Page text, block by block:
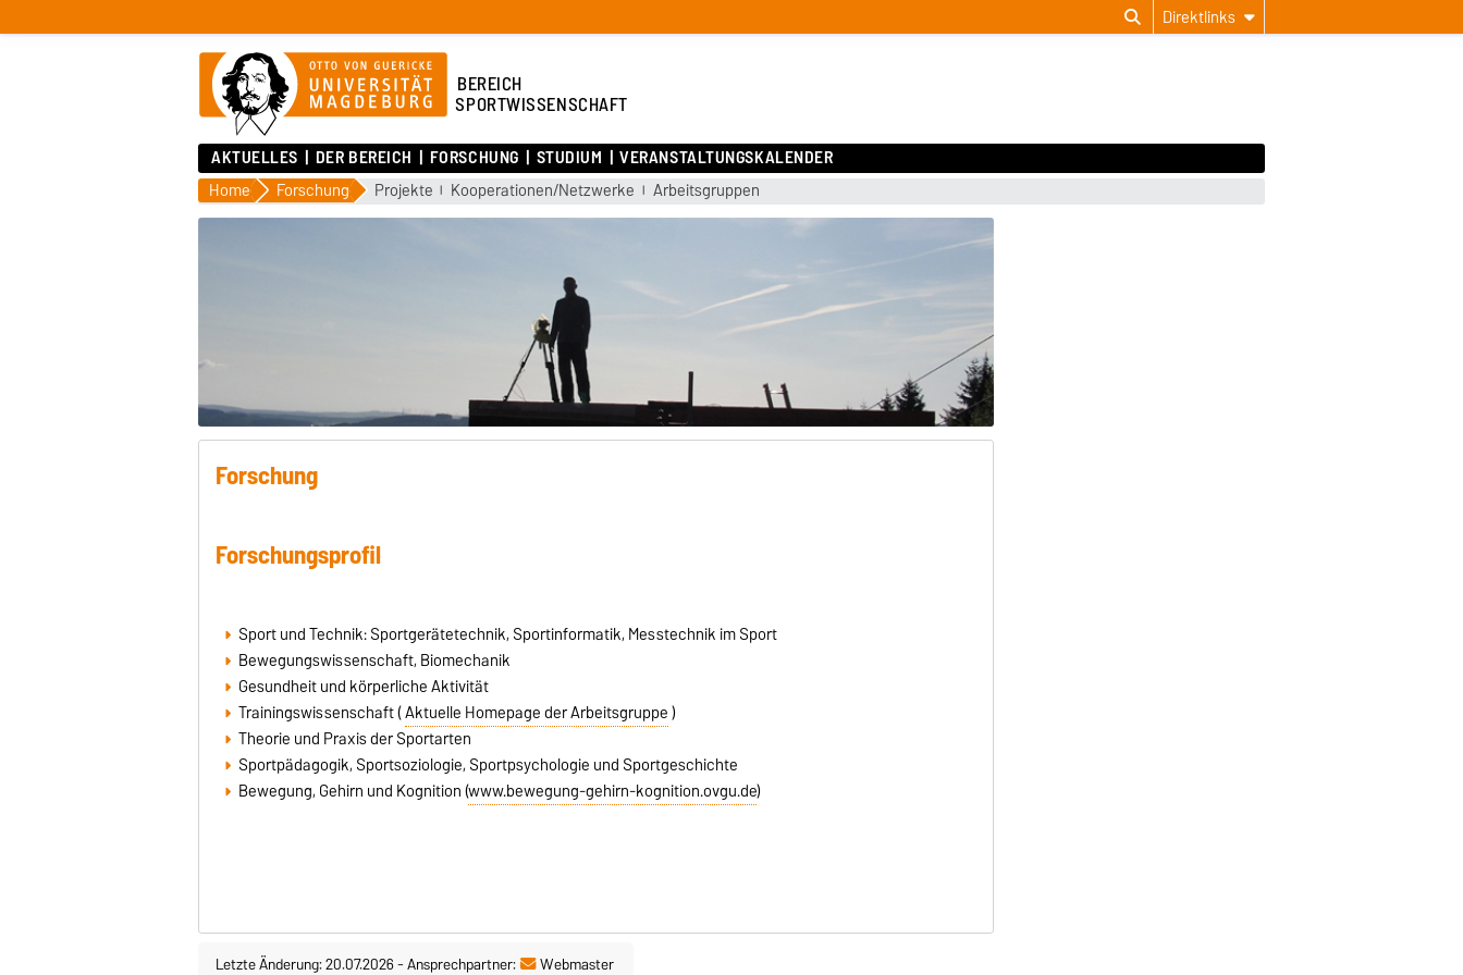
Direktlinks
BEREICH
SPORTWISSENSCHAFT
AKTUELLES DER BEREICH FORSCHUNG STUDIUM VERANSTALTUNGSKALENDER
Home Forschung Projekte Kooperationen/Netzwerke Arbeitsgruppen
Forschung
Forschungsprofil
Sport und Technik: Sportgerätetechnik, Sportinformatik, Messtechnik im Sport
Bewegungswissenschaft, Biomechanik
Gesundheit und körperliche Aktivität
Trainingswissenschaft (Aktuelle Homepage der Arbeitsgruppe)
Theorie und Praxis der Sportarten
Sportpädagogik, Sportsoziologie, Sportpsychologie und Sportgeschichte
Bewegung, Gehirn und Kognition (www.bewegung-gehirn-kognition.ovgu.de)
Letzte Änderung: 20.07.2026-Ansprechpartner: Webmaster